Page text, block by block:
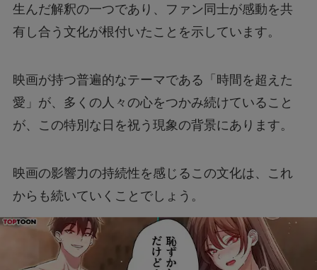
生んだ解釈の一つであり、ファン同士が感動を共
有し合う文化が根付いたことを示しています。
映画が持つ普遍的なテーマである「時間を超えた
愛」が、多くの人々の心をつかみ続けていること
が、この特別な日を祝う現象の背景にあります。
映画の影響力の持続性を感じるこの文化は、これ
からも続いていくことでしょう。